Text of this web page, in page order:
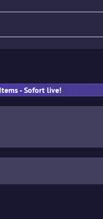
- Sofort live!